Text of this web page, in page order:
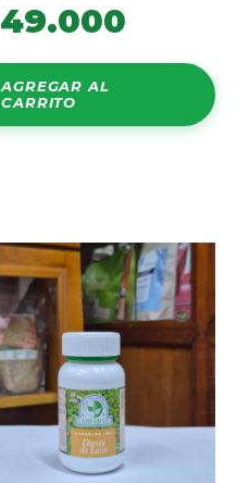
49.000
AGREGAR AL
CARRITO